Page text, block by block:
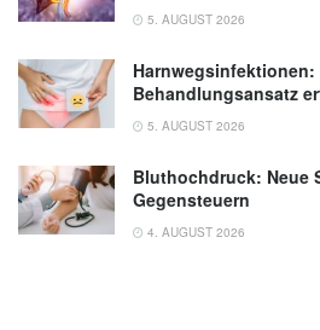
5. AUGUST 2026
Harnwegsinfektionen:
Behandlungsansatz
5. AUGUST 2026
Bluthochdruck: Neue
Gegensteuern
4. AUGUST 2026